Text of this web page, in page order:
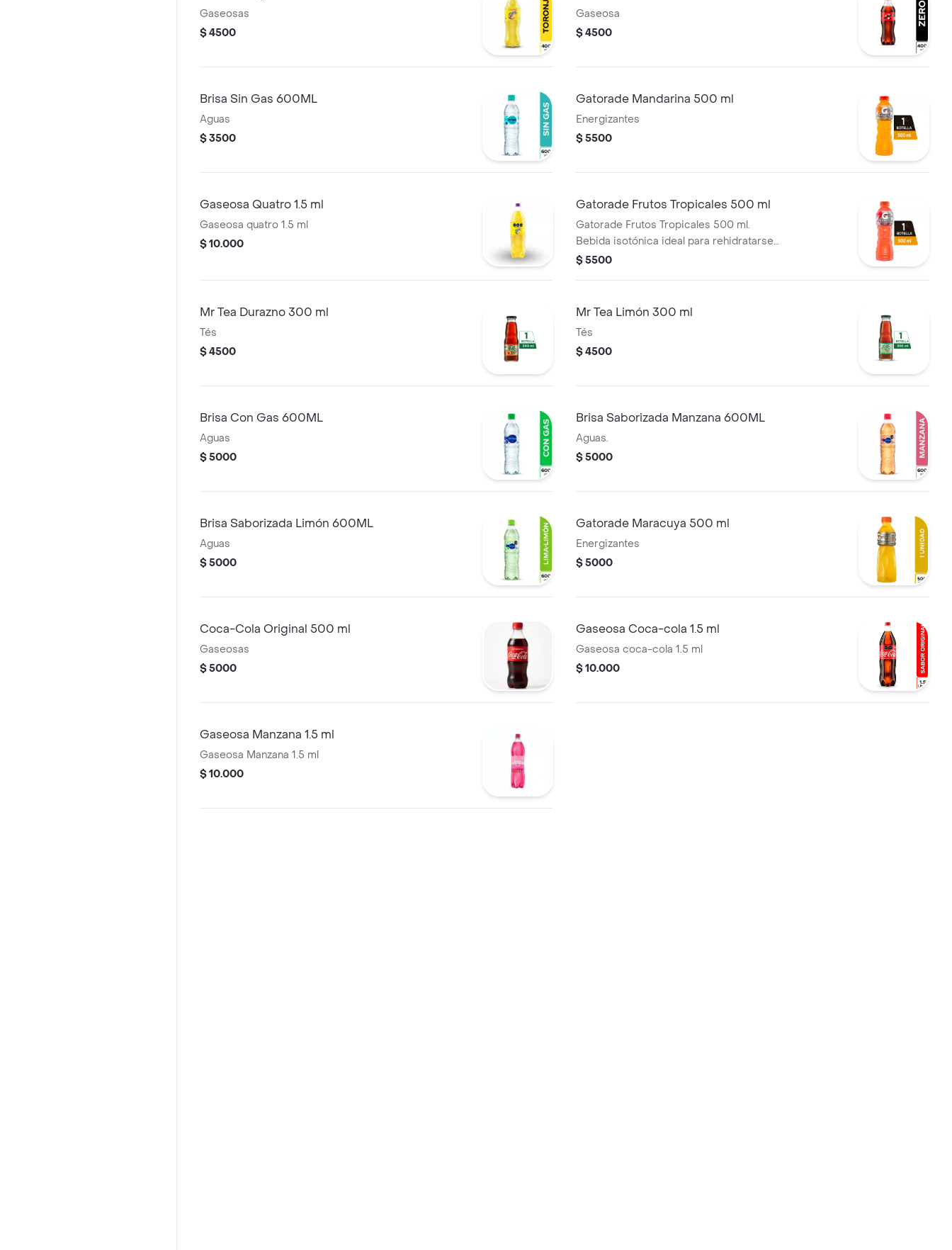
Gaseosas
$ 4500
Gaseosa
$ 4500
Brisa Sin Gas 600ML
Aguas
$ 3500
Gatorade Mandarina 500 ml
Energizantes
$ 5500
Gaseosa Quatro 1.5 ml
Gaseosa quatro 1.5 ml
$ 10.000
Gatorade Frutos Tropicales 500 ml
Gatorade Frutos Tropicales 500 ml.
Bebida isotónica ideal para rehidratarse y
recuperar energía.
$ 5500
Mr Tea Durazno 300 ml
Tés
$ 4500
Mr Tea Limón 300 ml
Tés
$ 4500
Brisa Con Gas 600ML
Aguas
$ 5000
Brisa Saborizada Manzana 600ML
Aguas.
$ 5000
Brisa Saborizada Limón 600ML
Aguas
$ 5000
Gatorade Maracuya 500 ml
Energizantes
$ 5000
Coca-Cola Original 500 ml
Gaseosas
$ 5000
Gaseosa Coca-cola 1.5 ml
Gaseosa coca-cola 1.5 ml
$ 10.000
Gaseosa Manzana 1.5 ml
Gaseosa Manzana 1.5 ml
$ 10.000